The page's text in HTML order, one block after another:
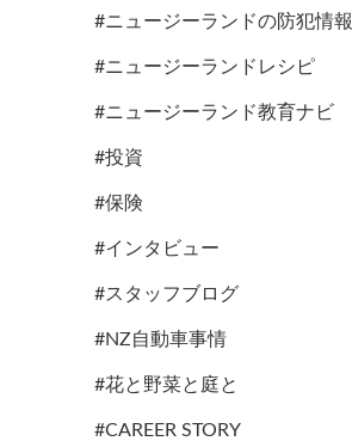
#ニュージーランドの防犯情報
#ニュージーランドレシピ
#ニュージーランド教育ナビ
#投資
#保険
#インタビュー
#スタッフブログ
#NZ自動車事情
#花と野菜と庭と
#CAREER STORY